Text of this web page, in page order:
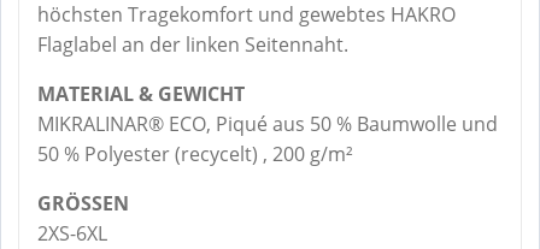
höchsten Tragekomfort und gewebtes HAKRO
Flaglabel an der linken Seitennaht.
MATERIAL & GEWICHT
MIKRALINAR® ECO, Piqué aus 50 % Baumwolle und
50 % Polyester (recycelt) , 200 g/m²
GRÖSSEN
2XS-6XL